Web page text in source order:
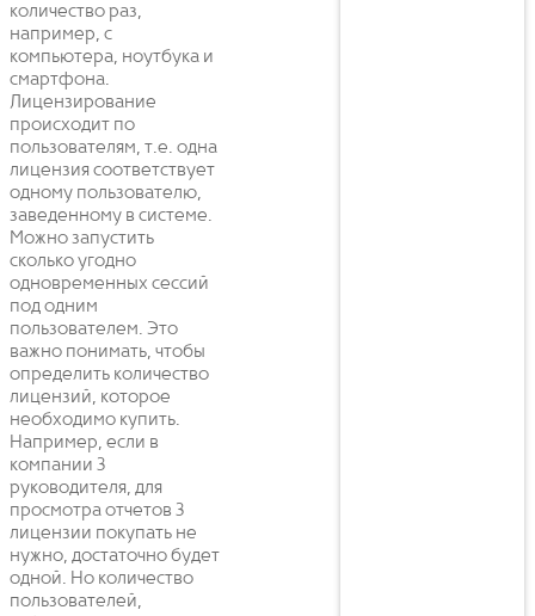
количество раз,
например, с
компьютера, ноутбука и
смартфона.
Лицензирование
происходит по
пользователям, т.е. одна
лицензия соответствует
одному пользователю,
заведенному в системе.
Можно запустить
сколько угодно
одновременных сессий
под одним
пользователем. Это
важно понимать, чтобы
определить количество
лицензий, которое
необходимо купить.
Например, если в
компании 3
руководителя, для
просмотра отчетов 3
лицензии покупать не
нужно, достаточно будет
одной. Но количество
пользователей,